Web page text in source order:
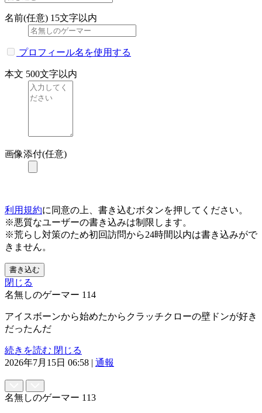
名前(任意) 15文字以内
プロフィール名を使用する
本文 500文字以内
画像添付(任意)
利用規約に同意の上、書き込むボタンを押してください。
※悪質なユーザーの書き込みは制限します。
※荒らし対策のため初回訪問から24時間以内は書き込みがで
きません。
書き込む
閉じる
名無しのゲーマー 114
アイスボーンから始めたからクラッチクローの壁ドンが好き
だったんだ
続きを読む 閉じる
2026年7月15日 06:58 | 通報
名無しのゲーマー 113